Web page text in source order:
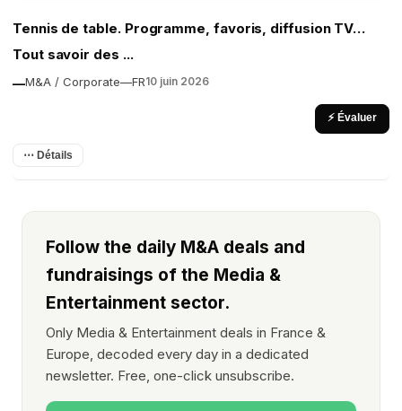
Tennis de table. Programme, favoris, diffusion TV…
Tout savoir des ...
M&A / Corporate
— —FR10 juin 2026
⚡ Évaluer
⋯ Détails
Follow the daily M&A deals and
fundraisings of the Media &
Entertainment sector.
Only Media & Entertainment deals in France &
Europe, decoded every day in a dedicated
newsletter. Free, one-click unsubscribe.